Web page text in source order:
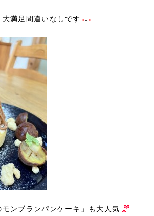
満足間違いなしです
ンブランパンケーキ」も大人気